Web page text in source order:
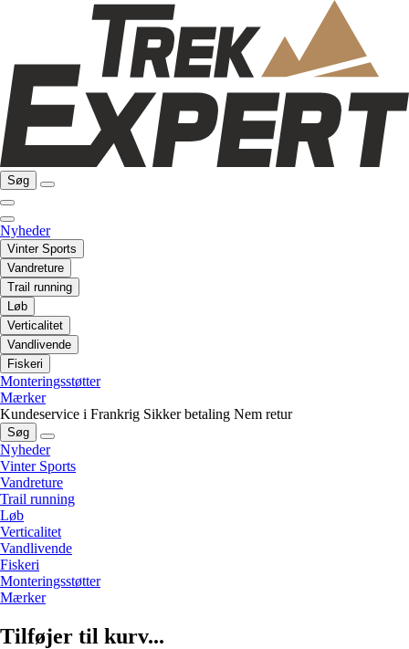
Søg
Nyheder
Vinter Sports
Vandreture
Trail running
Løb
Verticalitet
Vandlivende
Fiskeri
Monteringsstøtter
Mærker
Kundeservice i Frankrig Sikker betaling Nem retur
Søg
Nyheder
Vinter Sports
Vandreture
Trail running
Løb
Verticalitet
Vandlivende
Fiskeri
Monteringsstøtter
Mærker
Tilføjer til kurv...